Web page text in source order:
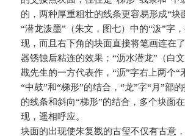
的，两种厚重粗壮的线条更容易形成“块
“潜龙泼墨”（朱文，图七）中的“泼”字
现，而且右下角的块面直接将笔画连在
器锈蚀后粘连的效果；“沥水潜龙”（白
戡先生的一方代表作，“沥”字右上两个“
“中鼓”和“梯形”的结合，“龙”字“月”部
的线条和斜向“梯形”的结合，多个块面
现，遥相呼应。
块面的出现使朱复戡的古玺不仅有古意